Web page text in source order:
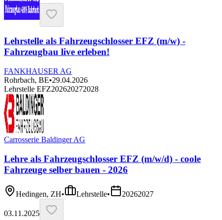
Lehrstelle als Fahrzeugschlosser EFZ (m/w) -
Fahrzeugbau live erleben!
FANKHAUSER AG
Rohrbach, BE•29.04.2026
Lehrstelle EFZ202620272028
Carrosserie Baldinger AG
Lehre als Fahrzeugschlosser EFZ (m/w/d) - coole
Fahrzeuge selber bauen - 2026
Hedingen, ZH• Lehrstelle• 20262027
03.11.2025